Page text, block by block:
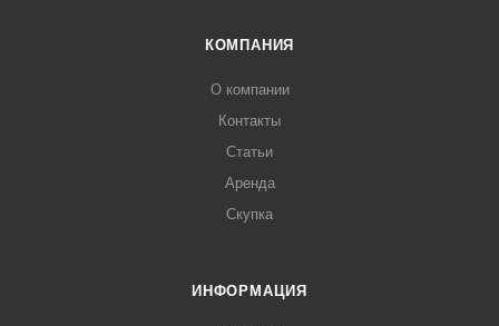
КОМПАНИЯ
О компании
Контакты
Статьи
Аренда
Скупка
ИНФОРМАЦИЯ